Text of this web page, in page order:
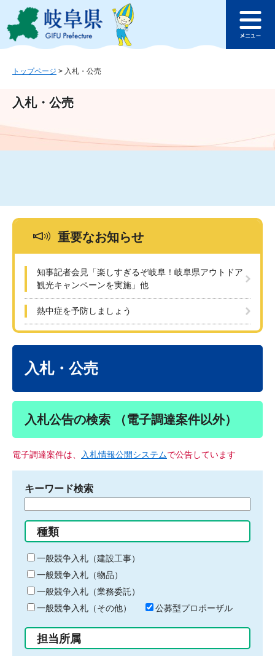
ジ
ュ
文
このページの本文へ
ュ
トップページ > 入札・公売
入札・公売
重要なお知らせ
知事記者会見「楽しすぎるぞ岐阜！岐阜県アウトドア
観光キャンペーンを実施」他
熱中症を予防しましょう
入札・公売
入札公告の検索 （電子調達案件以外）
電子調達案件は、 入札情報公開システムで公告しています
キーワード検索
る
キ
ー
ワ
ー
ド
入
力
種類
一般競争入札（建設工事）
一般競争入札（物品）
一般競争入札（業務委託）
一般競争入札（その他）
公募型プロポーザル
担当所属